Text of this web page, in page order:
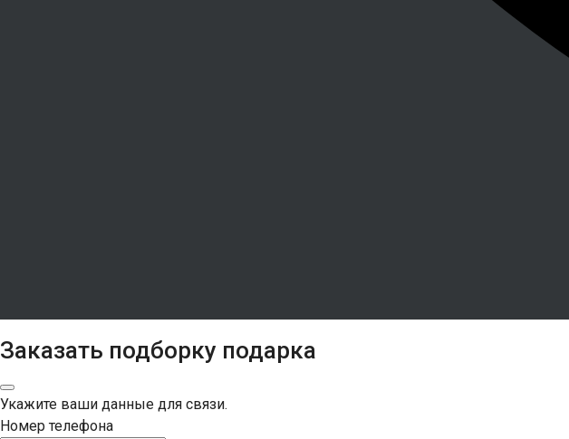
Заказать подборку подарка
Укажите ваши данные для связи.
Номер телефона